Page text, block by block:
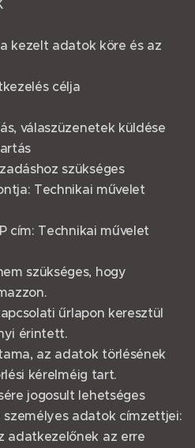
kezelt adatok köre és az
célja
válaszüzenetek küldése
szükséges
Technikai művelet
cím: Technikai művelet
szükséges, hogy
űrlapon keresztül
érintett.
az adatok törlésének
kérelméig tart.
jogosult lehetséges
adatok címzettjei:
adatkezelőnek az erre